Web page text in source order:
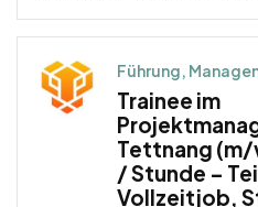
Führung,
Trainee im
Tettnang
/ Stunde –
Vollzeitjob,